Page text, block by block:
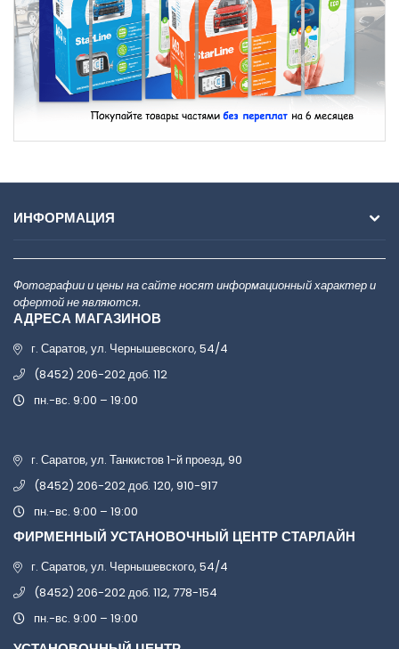
ИНФОРМАЦИЯ
Фотографии и цены на сайте носят информационный характер и
офертой не являются.
АДРЕСА МАГАЗИНОВ
г. Саратов, ул. Чернышевского, 54/4
(8452) 206-202 доб. 112
пн.-вс. 9:00 – 19:00
г. Саратов, ул. Танкистов 1-й проезд, 90
(8452) 206-202 доб. 120, 910-917
пн.-вс. 9:00 – 19:00
ФИРМЕННЫЙ УСТАНОВОЧНЫЙ ЦЕНТР СТАРЛАЙН
г. Саратов, ул. Чернышевского, 54/4
(8452) 206-202 доб. 112, 778-154
пн.-вс. 9:00 – 19:00